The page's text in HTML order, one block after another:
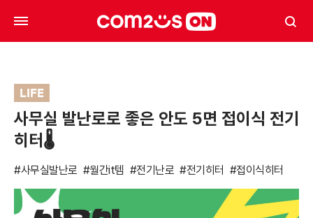
LIFE
사무실 발난로로 좋은 안도 5면 접이식 전기
히터🌡
#사무실발난로 #월간it템 #전기난로 #전기히터 #접이식히터